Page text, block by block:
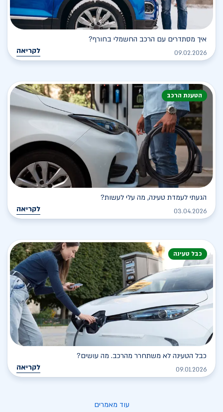
איך מסתדרים עם הרכב החשמלי בחורף?
09.02.2026 לקריאה
הטענת הרכב
הגעתי לעמדת טעינה, מה עלי לעשות?
03.04.2026 לקריאה
כבל טעינה
כבל הטעינה לא משתחרר מהרכב. מה עושים?
09.01.2026 לקריאה
עוד מאמרים